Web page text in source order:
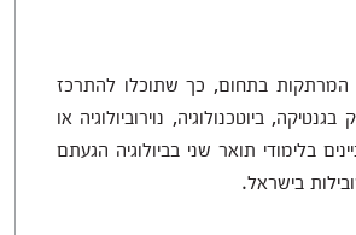
המרתקות בתחום, כך שתוכלו להתרכז
ביוטכנולוגיה, נוירוביולוגיה או
בלימודי תואר שני בביולוגיה הגעתם
בישראל.